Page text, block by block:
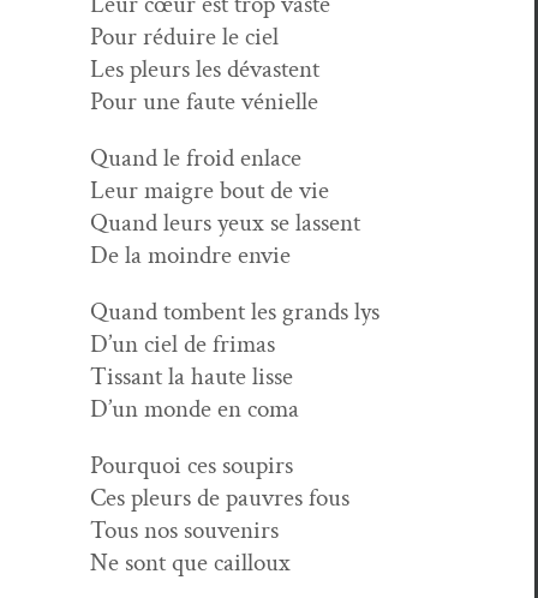
Pour réduire le ciel
Les pleurs les dévastent
Pour une faute vénielle
Quand le froid enlace
Leur mai­gre bout de vie
Quand leurs yeux se lassent
De la moin­dre envie
Quand tombent les grands lys
D’un ciel de frimas
Tis­sant la haute lisse
D’un monde en coma
Pourquoi ces soupirs
Ces pleurs de pau­vres fous
Tous nos souvenirs
Ne sont que cailloux